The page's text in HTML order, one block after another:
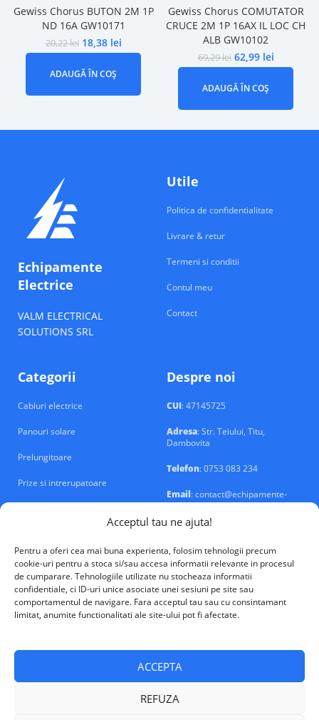
Acceptul tau ne ajuta!
Pentru a oferi cea mai buna experienta, folosim tehnologii precum
cookie-uri pentru a stoca si/sau accesa informatii relevante in procesul
de cumparare. Tehnologiile utilizate nu stocheaza informatii
confidentiale, ci ID-uri unice asociate unei sesiuni pe site sau
comportamentul de navigare. Fara acceptul tau sau cu consintamant
limitat, anumite functionalitati ale site-ului pot fi afectate.
ACCEPTA
REFUZA
Gewiss Chorus BUTON 2M 1P
ND 16A GW10171
20,22lei 18,38 lei
ADAUGĂ ÎN COȘ
Gewiss Chorus COMUTATOR
CRUCE 2M 1P 16AX IL LOC CH
ALB GW10102
69,29lei 62,99 lei
ADAUGĂ ÎN COȘ
Echipamente
Electrice
VALM ELECTRICAL
SOLUTIONS SRL
Utile
Politica de confidentialitate
Livrare & retur
Termeni si conditii
Contul meu
Contact
Categorii
Cabluri electrice
Panouri solare
Prelungitoare
Prize si intrerupatoare
Despre noi
CUI: 47145725
Adresa: Str. Teiului, Titu,
Dambovita
Telefon: 0753 083 234
Email: contact@echipamente-
electrice.ro
VALM Electrical Solutions © 2026